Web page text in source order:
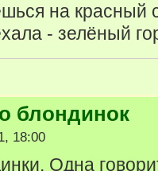
на красный
- зелёный
блондинок
18:00
Одна